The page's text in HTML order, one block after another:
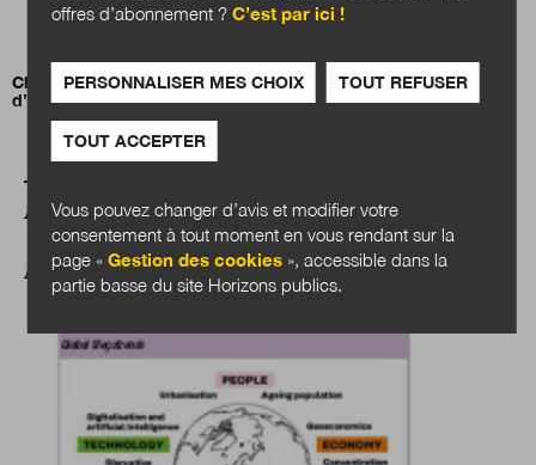
Christian Bason : du pilotage des missions au leadership
d’écosystèmes
A LIRE AUSSI
AU-DELÀ DES FRONTIÈRES
offres d’abonnement ? C’est par ici !
PERSONNALISER MES CHOIX TOUT REFUSER
TOUT ACCEPTER
Vous pouvez changer d’avis et modifier votre
consentement à tout moment en vous rendant sur la
page « Gestion des cookies», accessible dans la
partie basse du site Horizons publics.